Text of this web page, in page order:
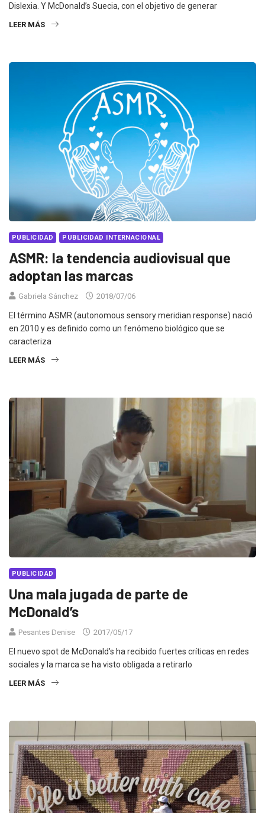
Dislexia. Y McDonald’s Suecia, con el objetivo de generar
LEER MÁS
PUBLICIDAD PUBLICIDAD INTERNACIONAL
ASMR: la tendencia audiovisual que
adoptan las marcas
Gabriela Sánchez 2018/07/06
El término ASMR (autonomous sensory meridian response) nació
en 2010 y es definido como un fenómeno biológico que se
caracteriza
LEER MÁS
PUBLICIDAD
Una mala jugada de parte de
McDonald’s
Pesantes Denise 2017/05/17
El nuevo spot de McDonald's ha recibido fuertes críticas en redes
sociales y la marca se ha visto obligada a retirarlo
LEER MÁS